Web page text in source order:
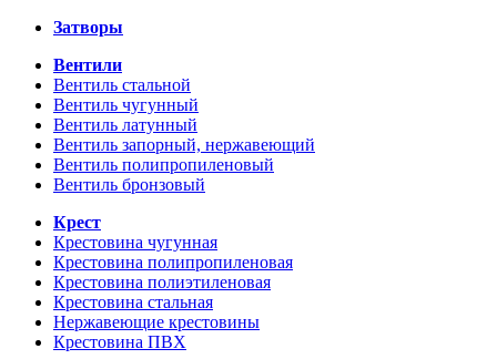
Затворы
Вентили
Вентиль стальной
Вентиль чугунный
Вентиль латунный
Вентиль запорный, нержавеющий
Вентиль полипропиленовый
Вентиль бронзовый
Крест
Крестовина чугунная
Крестовина полипропиленовая
Крестовина полиэтиленовая
Крестовина стальная
Нержавеющие крестовины
Крестовина ПВХ